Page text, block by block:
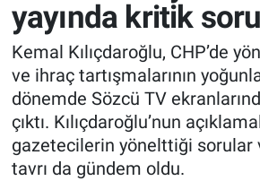
yayında kritik
Kemal Kılıçdaroğlu, CHP’de
ve ihraç tartışmalarının
dönemde Sözcü TV
çıktı. Kılıçdaroğlu’nun
gazetecilerin yönelttiği sorular
tavrı da gündem oldu.